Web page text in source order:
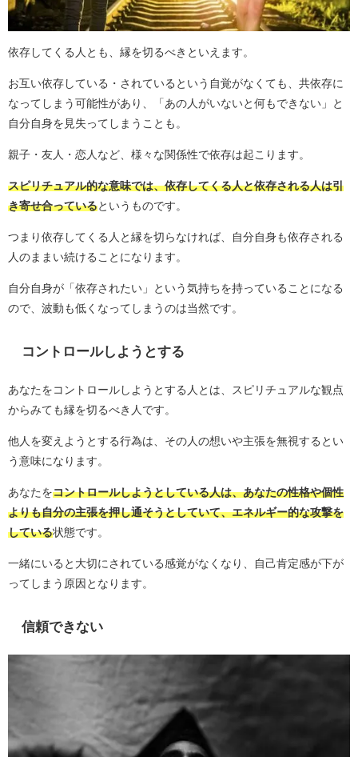
依存してくる人とも、縁を切るべきといえます。
お互い依存している・されているという自覚がなくても、共依存に
なってしまう可能性があり、「あの人がいないと何もできない」と
自分自身を見失ってしまうことも。
親子・友人・恋人など、様々な関係性で依存は起こります。
スピリチュアル的な意味では、依存してくる人と依存される人は引
き寄せ合っているというものです。
つまり依存してくる人と縁を切らなければ、自分自身も依存される
人のままい続けることになります。
自分自身が「依存されたい」という気持ちを持っていることになる
ので、波動も低くなってしまうのは当然です。
コントロールしようとする
あなたをコントロールしようとする人とは、スピリチュアルな観点
からみても縁を切るべき人です。
他人を変えようとする行為は、その人の想いや主張を無視するとい
う意味になります。
あなたをコントロールしようとしている人は、あなたの性格や個性
よりも自分の主張を押し通そうとしていて、エネルギー的な攻撃を
している状態です。
一緒にいると大切にされている感覚がなくなり、自己肯定感が下が
ってしまう原因となります。
信頼できない